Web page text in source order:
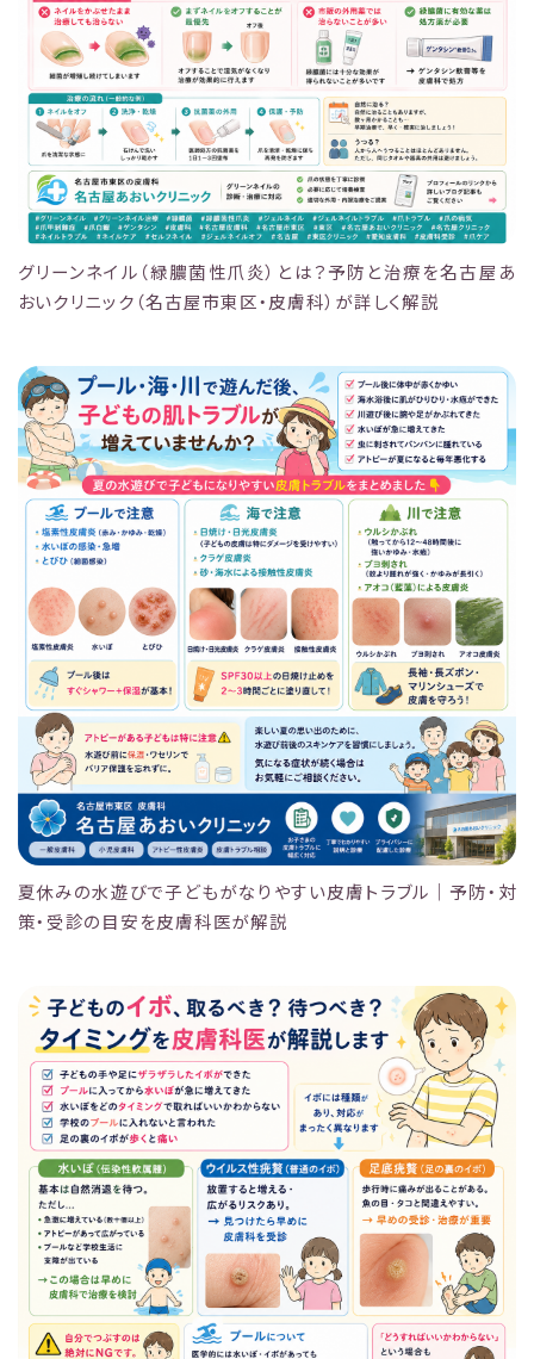
グリーンネイル（緑膿菌性爪炎）とは？予防と治療を名古屋あ
おいクリニック（名古屋市東区・皮膚科）が詳しく解説
夏休みの水遊びで子どもがなりやすい皮膚トラブル｜予防・対
策・受診の目安を皮膚科医が解説